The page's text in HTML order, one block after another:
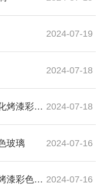
2024-07-19
2024-07-18
书桌茶几玻璃面圆桌面钢化烤漆彩色玻璃 2024-07-18
玻璃 2024-07-16
圆形异形办公室隔断钢化烤漆彩色玻璃 2024-07-16